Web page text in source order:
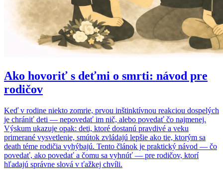
Ako hovoriť s deťmi o smrti: návod pre
rodičov
Keď v rodine niekto zomrie, prvou inštinktívnou reakciou dospelých
je chrániť deti — nepovedať im nič, alebo povedať čo najmenej.
Výskum ukazuje opak: deti, ktoré dostanú pravdivé a veku
primerané vysvetlenie, smútok zvládajú lepšie ako tie, ktorým sa
death téme rodičia vyhýbajú. Tento článok je praktický návod — čo
povedať, ako povedať a čomu sa vyhnúť — pre rodičov, ktorí
hľadajú správne slová v ťažkej chvíli.